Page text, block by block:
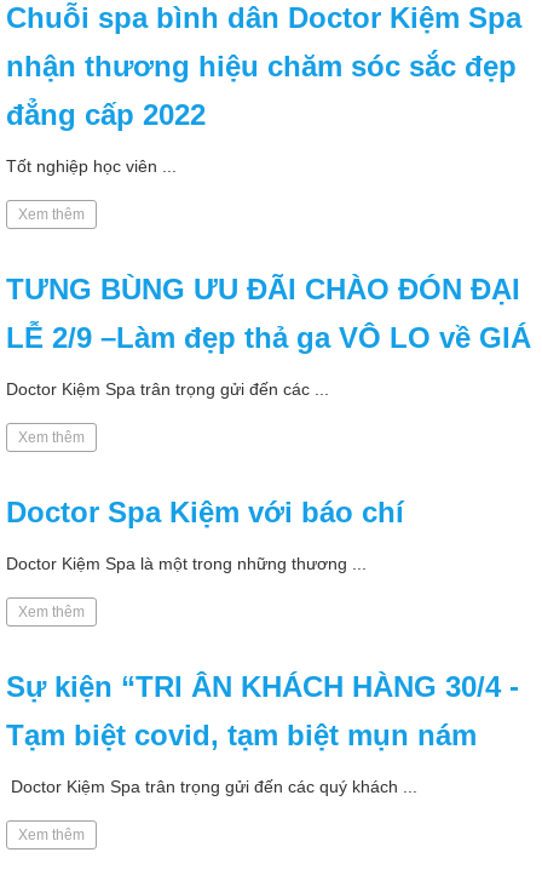
Chuỗi spa bình dân Doctor Kiệm Spa
nhận thương hiệu chăm sóc sắc đẹp
đẳng cấp 2022
Tốt nghiệp học viên ...
Xem thêm
TƯNG BÙNG ƯU ĐÃI CHÀO ĐÓN ĐẠI
LỄ 2/9 –Làm đẹp thả ga VÔ LO về GIÁ
Doctor Kiệm Spa trân trọng gửi đến các ...
Xem thêm
Doctor Spa Kiệm với báo chí
Doctor Kiệm Spa là một trong những thương ...
Xem thêm
Sự kiện “TRI ÂN KHÁCH HÀNG 30/4 -
Tạm biệt covid, tạm biệt mụn nám
Doctor Kiệm Spa trân trọng gửi đến các quý khách ...
Xem thêm